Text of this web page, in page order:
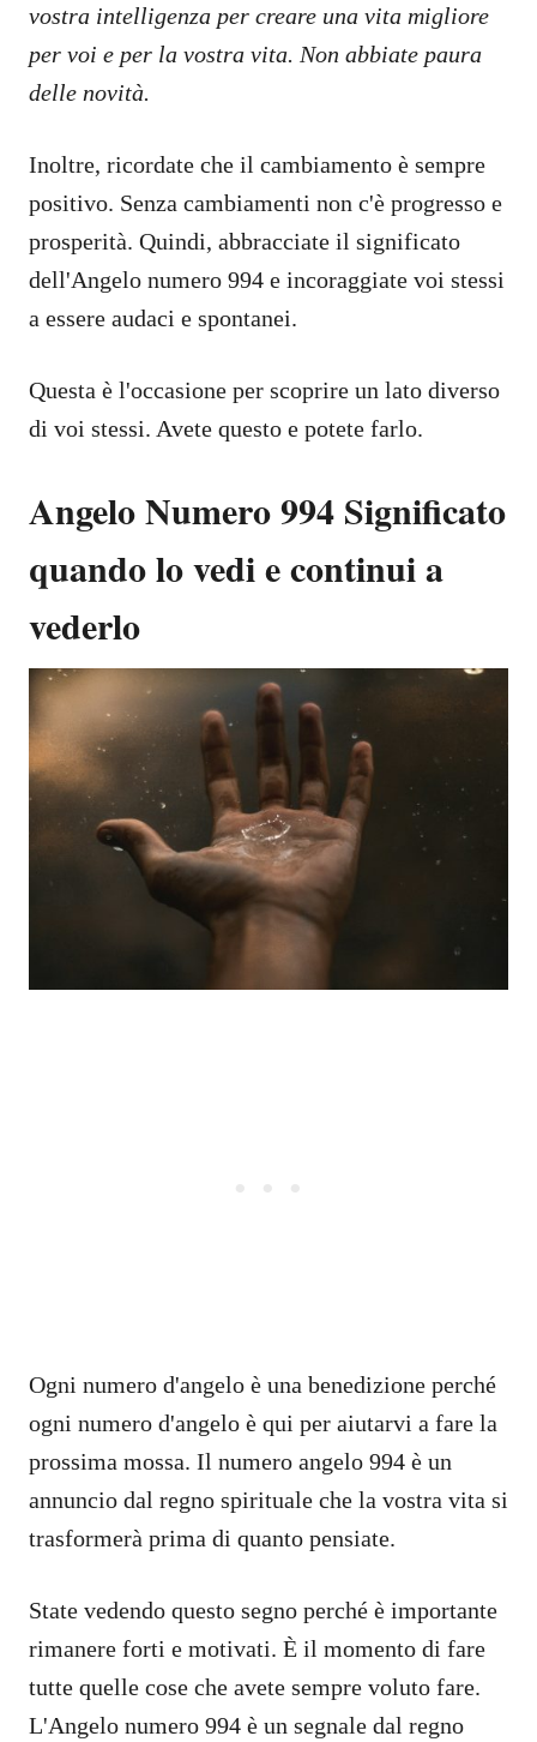
vostra intelligenza per creare una vita migliore
per voi e per la vostra vita. Non abbiate paura
delle novità.
Inoltre, ricordate che il cambiamento è sempre
positivo. Senza cambiamenti non c'è progresso e
prosperità. Quindi, abbracciate il significato
dell'Angelo numero 994 e incoraggiate voi stessi
a essere audaci e spontanei.
Questa è l'occasione per scoprire un lato diverso
di voi stessi. Avete questo e potete farlo.
Angelo Numero 994 Significato
quando lo vedi e continui a
vederlo
Ogni numero d'angelo è una benedizione perché
ogni numero d'angelo è qui per aiutarvi a fare la
prossima mossa. Il numero angelo 994 è un
annuncio dal regno spirituale che la vostra vita si
trasformerà prima di quanto pensiate.
State vedendo questo segno perché è importante
rimanere forti e motivati. È il momento di fare
tutte quelle cose che avete sempre voluto fare.
L'Angelo numero 994 è un segnale dal regno